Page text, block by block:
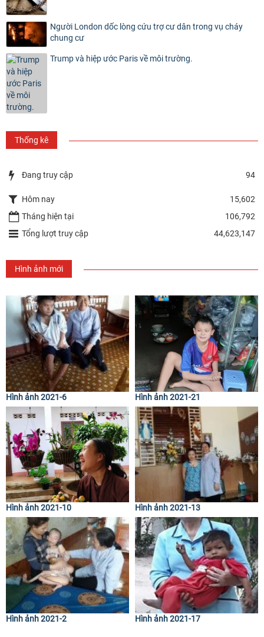
Người London dốc lòng cứu trợ cư dân trong vụ cháy
chung cư
Trump và hiệp ước Paris về môi trường.
Thống kê
Đang truy cập 94
Hôm nay
15,602
Tháng hiện tại
106,792
Tổng lượt truy cập
44,623,147
Hình ảnh mới
Hình ảnh 2021-6 Hình ảnh 2021-21
Hình ảnh 2021-10 Hình ảnh 2021-13
Hình ảnh 2021-2 Hình ảnh 2021-17